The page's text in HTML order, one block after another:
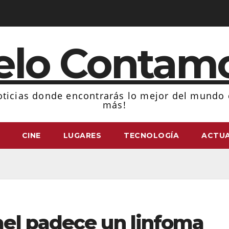
donde encontrarás lo mejor del
más!
CINE LUGARES TECNOLOGÍA
padece un linfoma